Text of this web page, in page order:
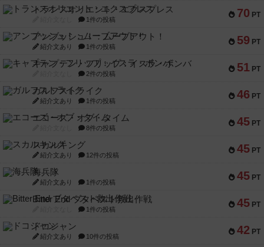
70 PT
トランスオリエント・エクスプレス
1件の投稿
59 PT
アンブッシュ！：ムーブアウト！
紹介文あり 1件の投稿
51 PT
キャプテン・フリップ：イスラ・ボンバ
2件の投稿
46 PT
ガルフストライク
紹介文あり 1件の投稿
45 PT
エコーズ・オブ・タイム
8件の投稿
45 PT
スカルキング
紹介文あり 12件の投稿
45 PT
海兵隊
紹介文あり 1件の投稿
45 PT
Bitter End ブタペスト救出作戦
1件の投稿
42 PT
ドコジャン
紹介文あり 10件の投稿